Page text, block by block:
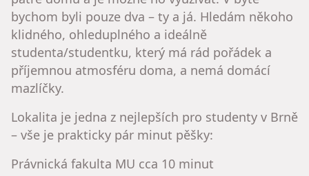
bychom byli pouze dva – ty a já. Hledám někoho
klidného, ohleduplného a ideálně
studenta/studentku, který má rád pořádek a
příjemnou atmosféru doma, a nemá domácí
mazlíčky.
Lokalita je jedna z nejlepších pro studenty v Brně
– vše je prakticky pár minut pěšky:
Právnická fakulta MU cca 10 minut